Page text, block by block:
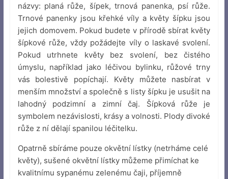
názvy: planá růže, šípek, trnová panenka, psí růže.
Trnové panenky jsou křehké víly a květy šípku jsou
jejich domovem. Pokud budete v přírodě sbírat květy
šípkové růže, vždy požádejte víly o laskavé svolení.
Pokud utrhnete květy bez svolení, bez čistého
úmyslu, například jako léčivou bylinku, růžové trny
vás bolestivě popíchají. Květy můžete nasbírat v
menším množství a společně s listy šípku je usušit na
lahodný podzimní a zimní čaj. Šípková růže je
symbolem nezávislosti, krásy a volnosti. Plody divoké
růže z ní dělají spanilou léčitelku.
Opatrně sbíráme pouze okvětní lístky (netrháme celé
květy), sušené okvětní lístky můžeme přimíchat ke
kvalitnímu sypanému zelenému čaji, příjemně